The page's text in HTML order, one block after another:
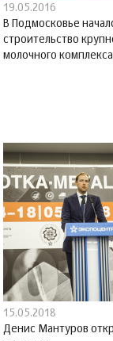
19.05.2016
В Подмосковье
строительство
молочного комплекса
15.05.2018
Денис Мантуров